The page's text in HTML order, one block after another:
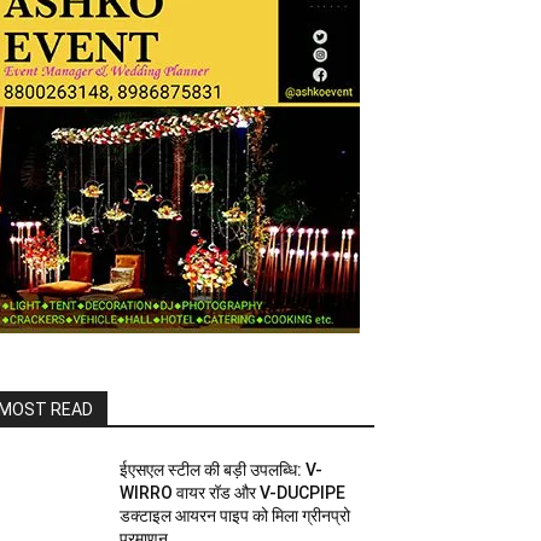
READ
ईएसएल स्टील की बड़ी उपलब्धि: V-
WIRRO वायर रॉड और V-DUCPIPE
डक्टाइल आयरन पाइप को मिला ग्रीनप्रो